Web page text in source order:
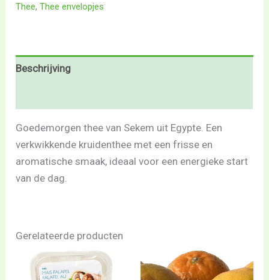
Thee,Thee envelopjes
Beschrijving
Goedemorgen thee van Sekem uit Egypte. Een
verkwikkende kruidenthee met een frisse en
aromatische smaak, ideaal voor een energieke start
van de dag.
Gerelateerde producten